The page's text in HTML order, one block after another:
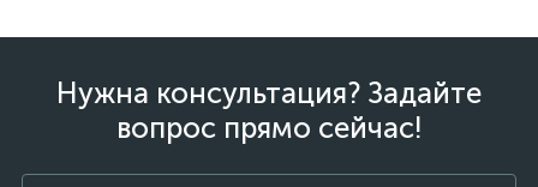
Нужна консультация? Задайте
вопрос прямо сейчас!